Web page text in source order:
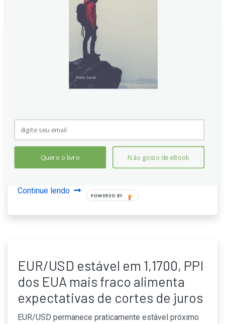
EUR/USD se recupera com o
Fed: apostas em cortes de juros
ganham força após o PCE
preços PCE nos EUA. O euro permanece estável,
enquanto traders monitoram tensões geopolíticas,
dados de inflação europeia e novos sinais de política
monetária, sugerindo maus contornos para o dólar nas
próximas sessões.
Continue lendo
EUR/USD estável em 1,1700, PPI
dos EUA mais fraco alimenta
expectativas de cortes de juros
EUR/USD permanece praticamente estável próximo
Quero o livro Não gosto de eBook
POWERED BY